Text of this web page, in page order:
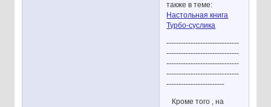
также в теме:
Настольная книга
Турбо-суслика
------------------------------
------------------------------
------------------------------
------------------------------
------------------------
Кроме того , на